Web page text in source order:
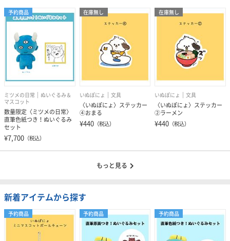
予約商品
ミツメの日常
ぬいぐるみ＆
マスコット
数量限定〈ミツメの日常〉
直筆色紙つき！ぬいぐるみ
セット
¥7,700 （税込）
在庫無し
いぬぽにょ 文具
〈いぬぽにょ〉ステッカー
④おまる
¥440（税込）
在庫無し
いぬぽにょ 文具
〈いぬぽにょ〉ステッカー
②ラーメン
¥440 （税込）
もっと見る
新着アイテムから探す
予約商品 予約商品 予約商品